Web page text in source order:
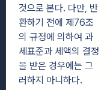
것으로 본다. 다만, 반
환하기 전에 제76조
의 규정에 의하여 과
세표준과 세액의 결정
을 받은 경우에는 그
러하지 아니하다.